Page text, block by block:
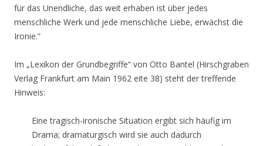
für das Unendliche, das weit erhaben ist über jedes
menschliche Werk und jede menschliche Liebe, erwächst die
Ironie.“
Im „Lexikon der Grundbegriffe“ von Otto Bantel (Hirschgraben
Verlag Frankfurt am Main 1962 eite 38) steht der treffende
Hinweis:
Eine tragisch-ironische Situation ergibt sich häufig im
Drama; dramaturgisch wird sie auch dadurch